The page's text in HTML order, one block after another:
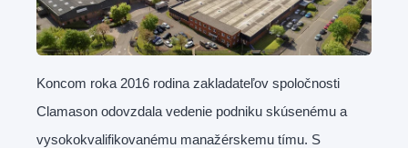
Koncom roka 2016 rodina zakladateľov spoločnosti
Clamason odovzdala vedenie podniku skúsenému a
vysokokvalifikovanému manažérskemu tímu. S